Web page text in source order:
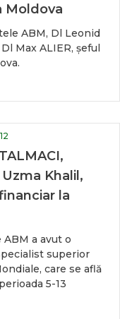
Moldova
ABM, Dl Leonid
Max ALIER, șeful
Khalil,
la
a avut o
superior
care se află
5-13